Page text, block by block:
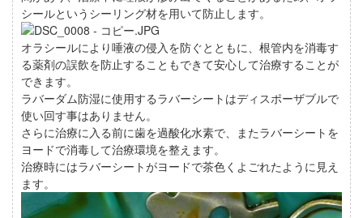
シールというシーリング材を用いて防止します。
オラシールにより唾液の侵入を防ぐとともに、根管内を消毒す
る薬剤の誤飲を防止することもできて安心して治療することが
できます。
ラバーダム防湿に使用するラバーシートはディスポーザブルで
使い回す事はありません。
さらに治療に入る前に歯を過酸化水素で、またラバーシートを
ヨードで消毒して治療環境を整えます。
治療時にはラバーシートがヨードで茶色くよごれたように見え
ます。